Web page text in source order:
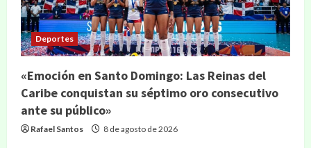
Deportes
«Emoción en Santo Domingo: Las Reinas del
Caribe conquistan su séptimo oro consecutivo
ante su público»
Rafael Santos 8 de agosto de 2026